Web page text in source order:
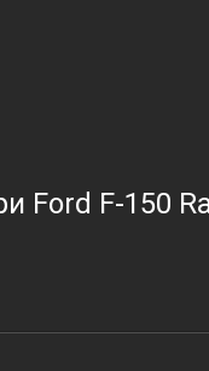
Ford F-150